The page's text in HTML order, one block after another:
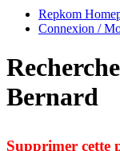
Repkom
Connexion /
Bernard
Supprimer cette